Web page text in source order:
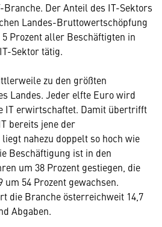
Der Anteil des IT-Sektors
Landes-Bruttowertschöpfung
Prozent aller Beschäftigten in
Sektor tätig.
zu den größten
Landes. Jeder elfte Euro wird
IT erwirtschaftet. Damit übertrifft
bereits jene der
nahezu doppelt so hoch wie
Beschäftigung ist in den
um 38 Prozent gestiegen, die
um 54 Prozent gewachsen.
die Branche österreichweit 14,7
Abgaben.